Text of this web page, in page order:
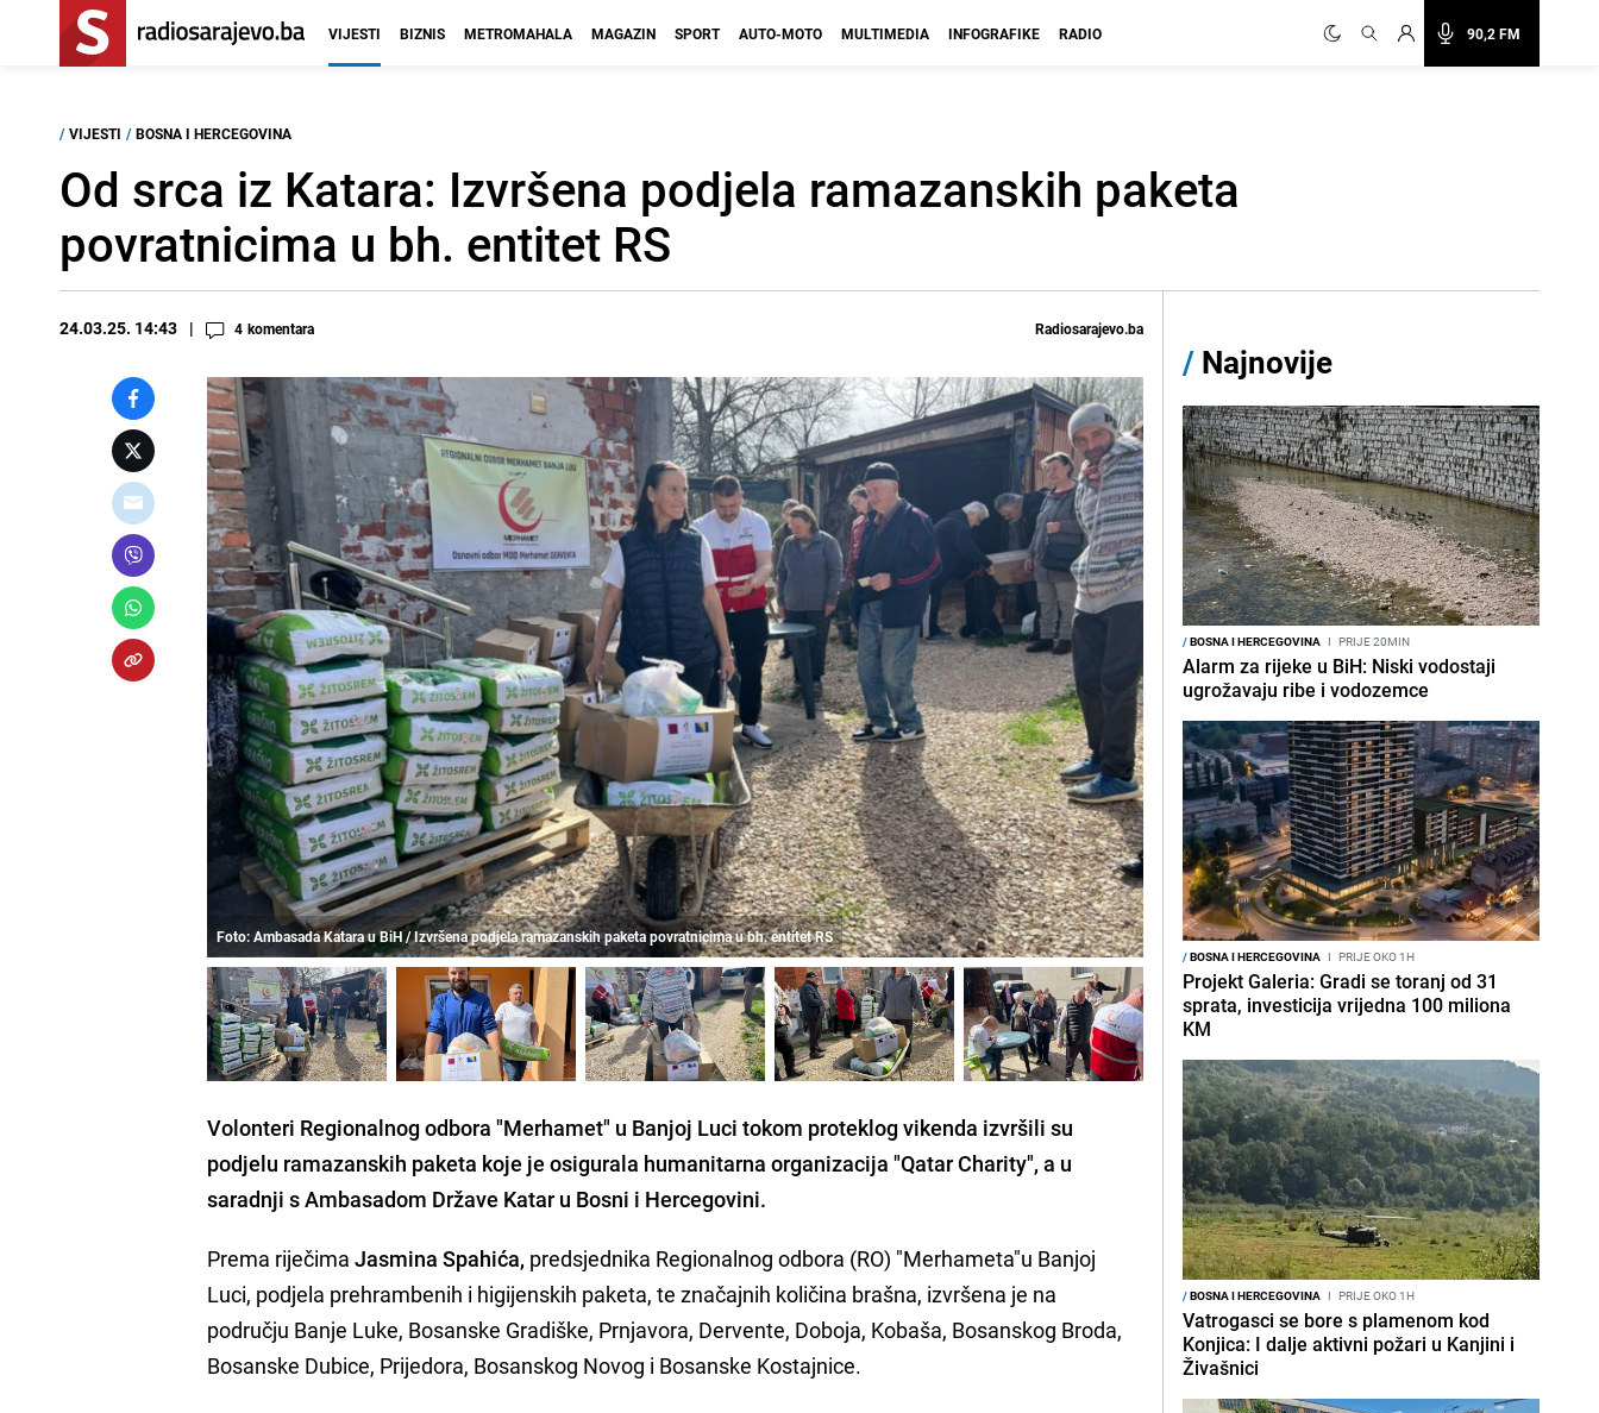
90,2 FM
VIJESTI BIZNIS METROMAHALA MAGAZIN SPORT AUTO-MOTO MULTIMEDIA INFOGRAFIKE RADIO
/ VIJESTI / BOSNA I HERCEGOVINA
Od srca iz Katara: Izvršena podjela ramazanskih paketa
povratnicima u bh. entitet RS
24.03.25. 14:43 4 komentara Radiosarajevo.ba
Foto: Ambasada Katara u BiH / Izvršena podjela ramazanskih paketa povratnicima u bh. entitet RS
Volonteri Regionalnog odbora "Merhamet" u Banjoj Luci tokom proteklog vikenda izvršili su
podjelu ramazanskih paketa koje je osigurala humanitarna organizacija "Qatar Charity", a u
saradnji s Ambasadom Države Katar u Bosni i Hercegovini.
Prema riječimaJasmina Spahića, predsjednika Regionalnog odbora (RO) "Merhameta"u Banjoj
Luci, podjela prehrambenih i higijenskih paketa, te značajnih količina brašna, izvršena je na
području Banje Luke, Bosanske Gradiške, Prnjavora, Dervente, Doboja, Kobaša, Bosanskog Broda,
Bosanske Dubice, Prijedora, Bosanskog Novog i Bosanske Kostajnice.
/ Najnovije
/BOSNA I HERCEGOVINA I PRIJE 20MIN
Alarm za rijeke u BiH: Niski vodostaji
ugrožavaju ribe i vodozemce
/BOSNA I HERCEGOVINA I PRIJE OKO 1H
Projekt Galeria: Gradi se toranj od 31
sprata, investicija vrijedna 100 miliona
KM
/BOSNA I HERCEGOVINA I PRIJE OKO 1H
Vatrogasci se bore s plamenom kod
Konjica: I dalje aktivni požari u Kanjini i
Živašnici